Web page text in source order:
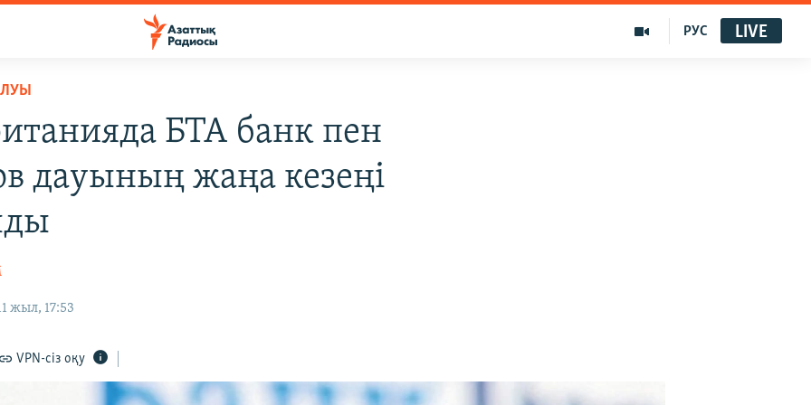
РУС LIVE
БТА банк пен
дауының жаңа кезеңі
жыл, 17:53
VPN-сіз оқу